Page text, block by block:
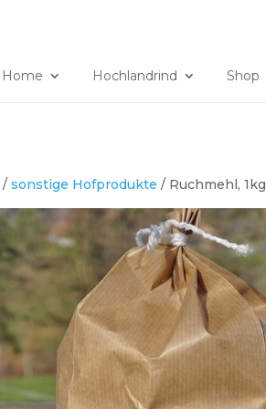
Home Hochlandrind Shop
/sonstige Hofprodukte / Ruchmehl, 1kg